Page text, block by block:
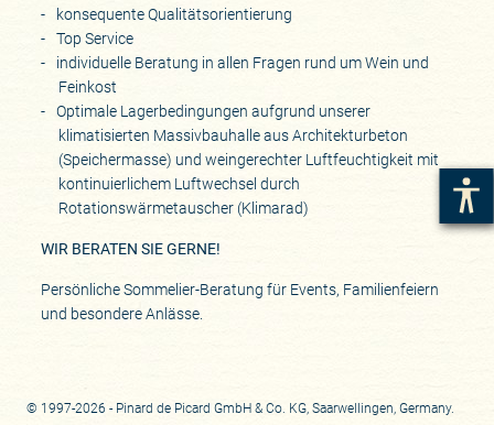
konsequente Qualitätsorientierung
Top Service
individuelle Beratung in allen Fragen rund um Wein und
Feinkost
Optimale Lagerbedingungen aufgrund unserer
klimatisierten Massivbauhalle aus Architekturbeton
(Speichermasse) und weingerechter Luftfeuchtigkeit mit
kontinuierlichem Luftwechsel durch
Rotationswärmetauscher (Klimarad)
WIR BERATEN SIE GERNE!
Persönliche Sommelier-Beratung für Events, Familienfeiern
und besondere Anlässe.
© 1997-2026 - Pinard de Picard GmbH & Co. KG, Saarwellingen, Germany.